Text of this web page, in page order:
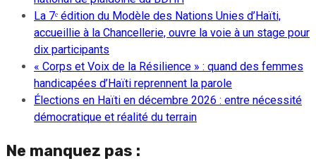
La 7ᵉ édition du Modèle des Nations Unies d’Haïti,
accueillie à la Chancellerie, ouvre la voie à un stage pour
dix participants
« Corps et Voix de la Résilience » : quand des femmes
handicapées d’Haïti reprennent la parole
Élections en Haïti en décembre 2026 : entre nécessité
démocratique et réalité du terrain
Ne manquez pas :